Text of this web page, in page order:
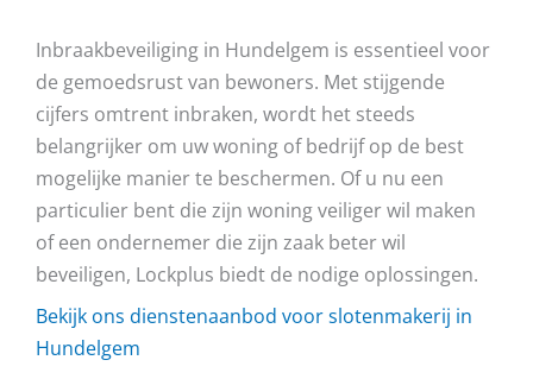
Inbraakbeveiliging in Hundelgem is essentieel voor
de gemoedsrust van bewoners. Met stijgende
cijfers omtrent inbraken, wordt het steeds
belangrijker om uw woning of bedrijf op de best
mogelijke manier te beschermen. Of u nu een
particulier bent die zijn woning veiliger wil maken
of een ondernemer die zijn zaak beter wil
beveiligen, Lockplus biedt de nodige oplossingen.
Bekijk ons dienstenaanbod voor slotenmakerij in
Hundelgem